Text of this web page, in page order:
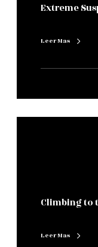
Extreme
Leer Mas
Climbing to
Leer Mas